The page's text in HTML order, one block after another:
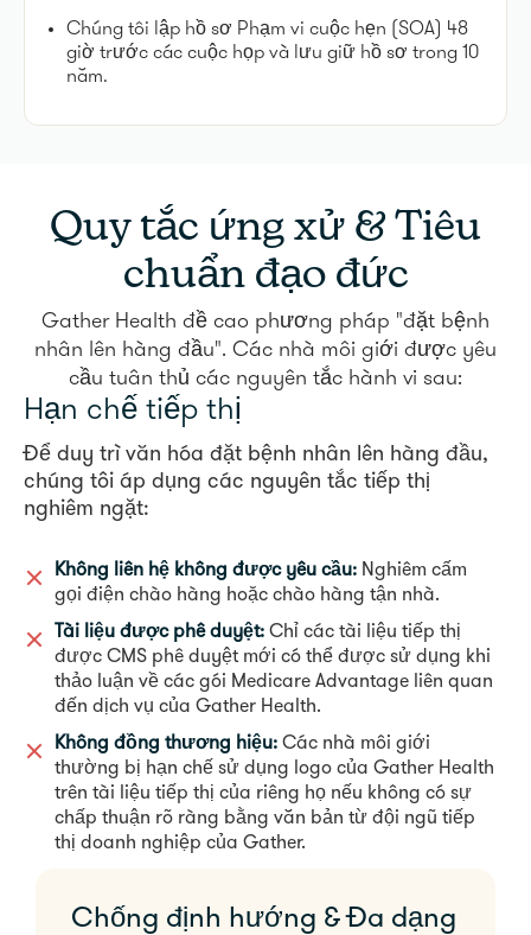
Chúng tôi lập hồ sơ Phạm vi cuộc hẹn (SOA) 48
giờ trước các cuộc họp và lưu giữ hồ sơ trong 10
năm.
Quy tắc ứng xử & Tiêu
chuẩn đạo đức
Gather Health đề cao phương pháp "đặt bệnh
nhân lên hàng đầu". Các nhà môi giới được yêu
cầu tuân thủ các nguyên tắc hành vi sau:
Hạn chế tiếp thị
Để duy trì văn hóa đặt bệnh nhân lên hàng đầu,
chúng tôi áp dụng các nguyên tắc tiếp thị
nghiêm ngặt:
Không liên hệ không được yêu cầu:Nghiêm cấm
gọi điện chào hàng hoặc chào hàng tận nhà.
Tài liệu được phê duyệt:Chỉ các tài liệu tiếp thị
được CMS phê duyệt mới có thể được sử dụng khi
thảo luận về các gói Medicare Advantage liên quan
đến dịch vụ của Gather Health.
Không đồng thương hiệu:Các nhà môi giới
thường bị hạn chế sử dụng logo của Gather Health
trên tài liệu tiếp thị của riêng họ nếu không có sự
chấp thuận rõ ràng bằng văn bản từ đội ngũ tiếp
thị doanh nghiệp của Gather.
Chống định hướng & Đa dạng